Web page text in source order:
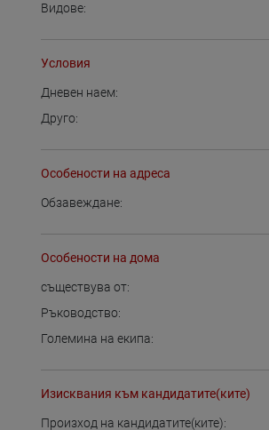
Видове:
Условия
Дневен наем:
Друго:
Особености на адреса
Обзавеждане:
Особености на дома
съществува от:
Ръководство:
Големина на екипа:
Изисквания към кандидатите(ките)
Произход на кандидатите(ките):